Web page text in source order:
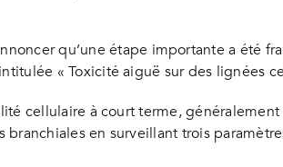
qu’une étape importante a
« Toxicité aiguë sur des lignées
cellulaire à court terme,
branchiales en surveillant trois